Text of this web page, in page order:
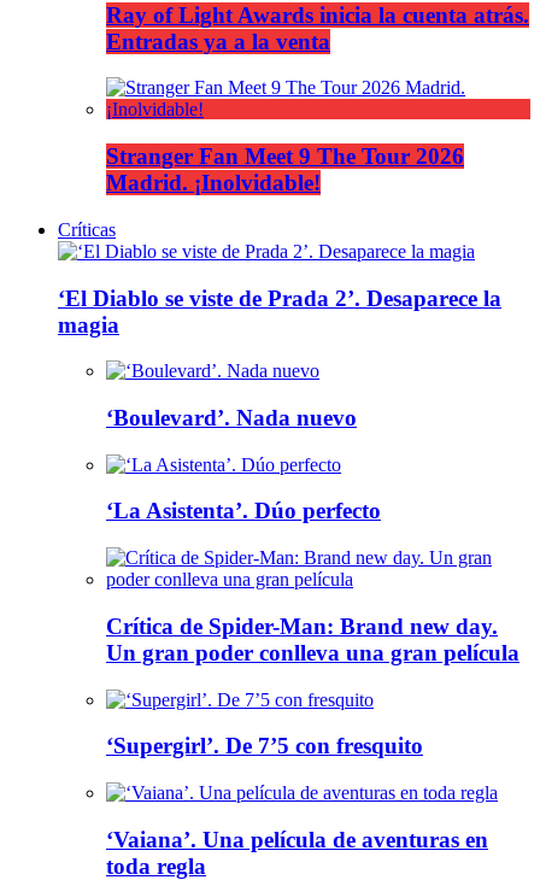
Ray of Light Awards inicia la cuenta atrás.
Entradas ya a la venta
Stranger Fan Meet 9 The Tour 2026
Madrid. ¡Inolvidable!
Críticas
‘El Diablo se viste de Prada 2’. Desaparece la
magia
‘Boulevard’. Nada nuevo
‘La Asistenta’. Dúo perfecto
Crítica de Spider-Man: Brand new day.
Un gran poder conlleva una gran película
‘Supergirl’. De 7’5 con fresquito
‘Vaiana’. Una película de aventuras en
toda regla